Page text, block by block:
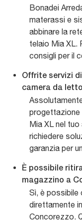
Bonadei
materassi e
abbinare la
telaio Mia XL.
consigli per il
Offrite servizi
camera da
progettazione
Mia XL nel
richiedere
garanzia per
È possibile
magazzino a
Sì, è possibile
direttamente
Concorezzo.